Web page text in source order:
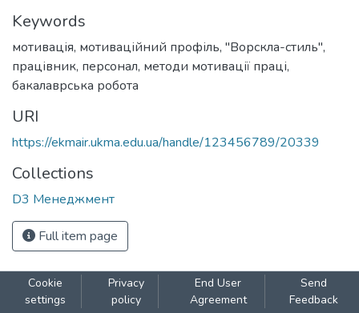
Keywords
мотивація, мотиваційний профіль, "Ворскла-стиль",
працівник, персонал, методи мотивації праці,
бакалаврська робота
URI
https://ekmair.ukma.edu.ua/handle/123456789/20339
Collections
D3 Менеджмент
Full item page
Cookie
settings
Privacy
policy
End User
Agreement
Send
Feedback